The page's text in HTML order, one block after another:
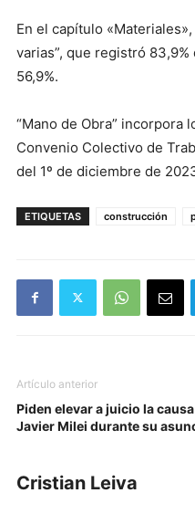
En el capítulo
varias”, que registró 83,9%
56,9%.
“Mano de Obra” incorpora
Convenio Colectivo de
del 1º de diciembre de
ETIQUETAS construcción
Artículo anterior
Piden elevar a juicio la
Javier Milei durante su
Cristian Leiva